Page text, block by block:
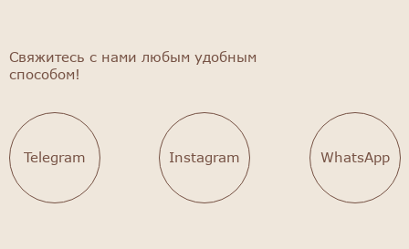
Instagram WhatsApp
Telegram
Свяжитесь с нами любым удобным
способом!